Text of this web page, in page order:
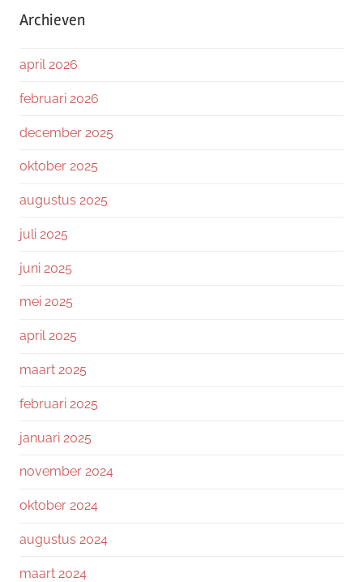
Archieven
april 2026
februari 2026
december 2025
oktober 2025
augustus 2025
juli 2025
juni 2025
mei 2025
april 2025
maart 2025
februari 2025
januari 2025
november 2024
oktober 2024
augustus 2024
maart 2024